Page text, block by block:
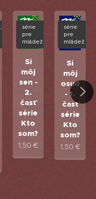
Si
môj
sen -
2.
časť
série
Kto
som?
série
pre
mládež
1,50€
Si
môj
osud
- 1.
časť
série
Kto
som?
série
pre
mládež
1,50€